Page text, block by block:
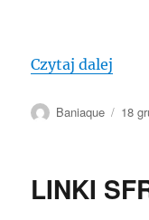
Czytaj dalej
Autor
Baniaque
Data
18
LINKI